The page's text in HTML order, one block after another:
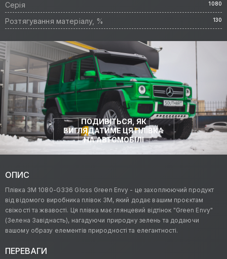
Серія 1080
Розтягування матеріалу, % 130
ПОДИВІТЬСЯ, ЯК
ВИГЛЯДАТИМЕ ЦЯ ПЛІВКА
НА АВТОМОБІЛІ
ОПИС
Плівка 3M 1080-G336 Gloss Green Envy - це захоплюючий продукт
від відомого виробника плівок 3M, який додає вашим проєктам
свіжості та жвавості. Ця плівка має глянцевий відтінок "Green Envy"
(Зелена Завіднасть), нагадуючи природну зелень та додаючи
вашому образу елементів природності та елегантності.
ПЕРЕВАГИ